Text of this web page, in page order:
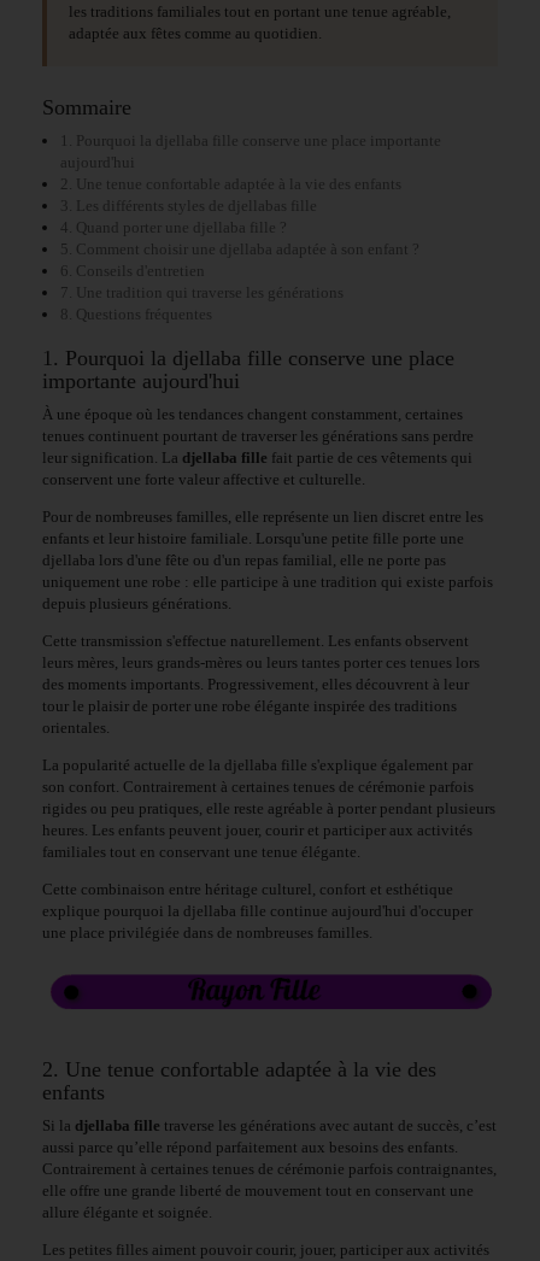
les traditions familiales tout en portant une tenue agréable,
adaptée aux fêtes comme au quotidien.
Sommaire
1. Pourquoi la djellaba fille conserve une place importante
aujourd'hui
2. Une tenue confortable adaptée à la vie des enfants
3. Les différents styles de djellabas fille
4. Quand porter une djellaba fille ?
5. Comment choisir une djellaba adaptée à son enfant ?
6. Conseils d'entretien
7. Une tradition qui traverse les générations
8. Questions fréquentes
1. Pourquoi la djellaba fille conserve une place
importante aujourd'hui
À une époque où les tendances changent constamment, certaines
tenues continuent pourtant de traverser les générations sans perdre
leur signification. La djellaba fille fait partie de ces vêtements qui
conservent une forte valeur affective et culturelle.
Pour de nombreuses familles, elle représente un lien discret entre les
enfants et leur histoire familiale. Lorsqu'une petite fille porte une
djellaba lors d'une fête ou d'un repas familial, elle ne porte pas
uniquement une robe : elle participe à une tradition qui existe parfois
depuis plusieurs générations.
Cette transmission s'effectue naturellement. Les enfants observent
leurs mères, leurs grands-mères ou leurs tantes porter ces tenues lors
des moments importants. Progressivement, elles découvrent à leur
tour le plaisir de porter une robe élégante inspirée des traditions
orientales.
La popularité actuelle de la djellaba fille s'explique également par
son confort. Contrairement à certaines tenues de cérémonie parfois
rigides ou peu pratiques, elle reste agréable à porter pendant plusieurs
heures. Les enfants peuvent jouer, courir et participer aux activités
familiales tout en conservant une tenue élégante.
Cette combinaison entre héritage culturel, confort et esthétique
explique pourquoi la djellaba fille continue aujourd'hui d'occuper
une place privilégiée dans de nombreuses familles.
2. Une tenue confortable adaptée à la vie des
enfants
Si la djellaba fille traverse les générations avec autant de succès, c’est
aussi parce qu’elle répond parfaitement aux besoins des enfants.
Contrairement à certaines tenues de cérémonie parfois contraignantes,
elle offre une grande liberté de mouvement tout en conservant une
allure élégante et soignée.
Les petites filles aiment pouvoir courir, jouer, participer aux activités